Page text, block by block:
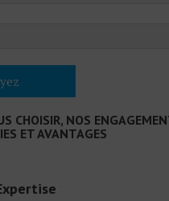
CHOISIR, NOS
ET AVANTAGES